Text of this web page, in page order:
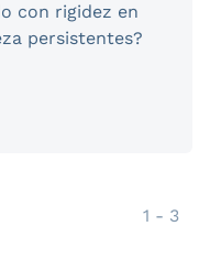
con rigidez en
persistentes?
1 - de
3